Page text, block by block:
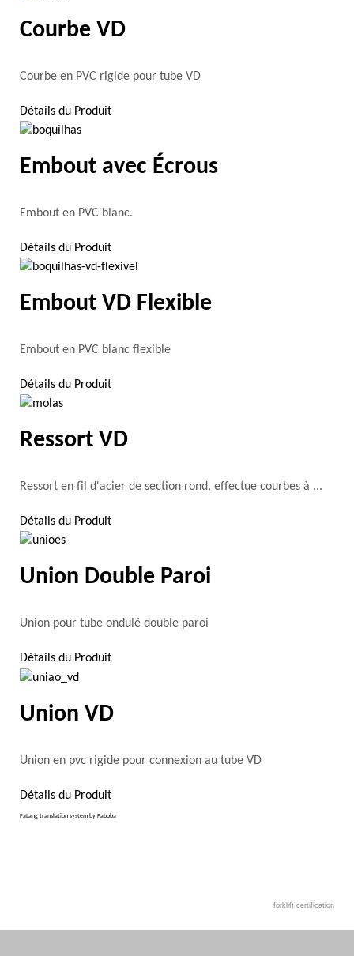
Courbe VD
Courbe en PVC rigide pour tube VD
Détails du Produit
Embout avec Écrous
Embout en PVC blanc.
Détails du Produit
Embout VD Flexible
Embout en PVC blanc flexible
Détails du Produit
Ressort VD
Ressort en fil d'acier de section rond, effectue courbes à ...
Détails du Produit
Union Double Paroi
Union pour tube ondulé double paroi
Détails du Produit
Union VD
Union en pvc rigide pour connexion au tube VD
Détails du Produit
FaLang translation system by Faboba
forklift certification